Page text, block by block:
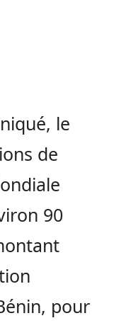
le
de
90
pour